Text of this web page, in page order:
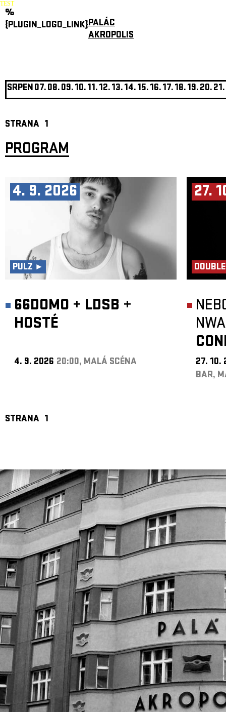
TEST
%
{PLUGIN_LOGO_LINK}PALÁC
AKROPOLIS
SRPEN07.08.09.10.11.12.13.14.15.16.17.18.19.20.21.
STRANA 1
PROGRAM
4. 9. 2026
PULZ ►
66DOMO + LDSB +
HOSTÉ
4. 9. 2026 20:00, MALÁ SCÉNA
27.
27. 10.
BAR,
STRANA 1